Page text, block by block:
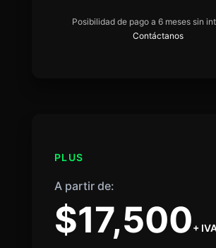
Posibilidad de pago a 6 meses sin
Contáctanos
PLUS
A partir de:
$17,500+